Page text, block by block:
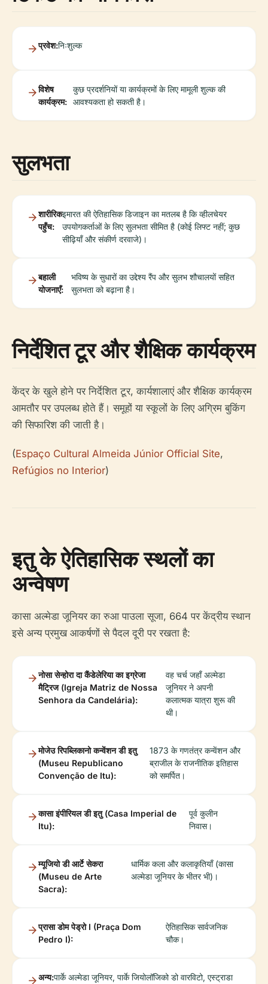
प्रवेश:निःशुल्क
विशेष
कार्यक्रम:
कुछ प्रदर्शनियों या कार्यक्रमों के लिए मामूली शुल्क की
आवश्यकता हो सकती है।
सुलभता
शारीरिक
पहुँच:
इमारत की ऐतिहासिक डिजाइन का मतलब है कि व्हीलचेयर
उपयोगकर्ताओं के लिए सुलभता सीमित है (कोई लिफ्ट नहीं; कुछ
सीढ़ियाँ और संकीर्ण दरवाजे)।
बहाली
योजनाएँ:
भविष्य के सुधारों का उद्देश्य रैंप और सुलभ शौचालयों सहित
सुलभता को बढ़ाना है।
निर्देशित टूर और शैक्षिक कार्यक्रम
केंद्र के खुले होने पर निर्देशित टूर, कार्यशालाएं और शैक्षिक कार्यक्रम
आमतौर पर उपलब्ध होते हैं। समूहों या स्कूलों के लिए अग्रिम बुकिंग
की सिफारिश की जाती है।
(Espaço Cultural Almeida Júnior Official Site,
Refúgios no Interior)
इतु के ऐतिहासिक स्थलों का
अन्वेषण
कासा अल्मेडा जूनियर का रुआ पाउला सूजा, 664 पर केंद्रीय स्थान
इसे अन्य प्रमुख आकर्षणों से पैदल दूरी पर रखता है:
नोसा सेन्होरा दा कैंडेलेरिया का इग्रेजा
मैट्रिज (Igreja Matriz de Nossa
Senhora da Candelária):
वह चर्च जहाँ अल्मेडा
जूनियर ने अपनी
कलात्मक यात्रा शुरू की
थी।
मोजेउ रिपब्लिकानो कन्वेंशन डी इतु
(Museu Republicano
Convenção de Itu):
1873 के गणतंत्र कन्वेंशन और
ब्राजील के राजनीतिक इतिहास
को समर्पित।
कासा इंपीरियल डी इतु (Casa Imperial de
Itu):
पूर्व कुलीन
निवास।
म्यूजियो डी आर्टे सेकरा
(Museu de Arte
Sacra):
धार्मिक कला और कलाकृतियाँ (कासा
अल्मेडा जूनियर के भीतर भी)।
प्रासा डोम पेड्रो I (Praça Dom
Pedro I):
ऐतिहासिक सार्वजनिक
चौक।
अन्य:पार्के अल्मेडा जूनियर, पार्के जियोलॉजिको डो वारविटो, एस्ट्राडा